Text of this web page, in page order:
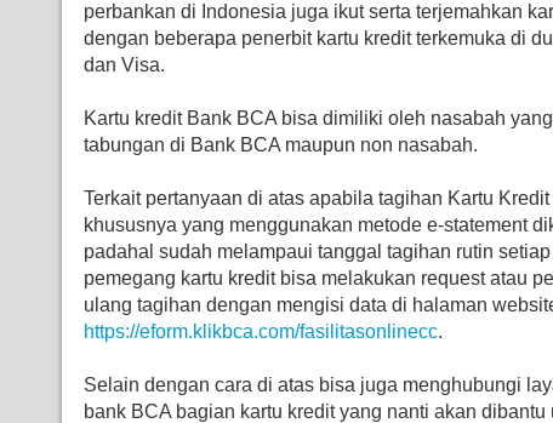
perbankan di Indonesia juga ikut serta terjemahkan
dengan beberapa penerbit kartu kredit terkemuka di
dan Visa.
Kartu kredit Bank BCA bisa dimiliki oleh nasabah
tabungan di Bank BCA maupun non nasabah.
Terkait pertanyaan di atas apabila tagihan Kartu
khususnya yang menggunakan metode e-statement
padahal sudah melampaui tanggal tagihan rutin
pemegang kartu kredit bisa melakukan request atau
ulang tagihan dengan mengisi data di halaman
https://eform.klikbca.com/fasilitasonlinecc.
Selain dengan cara di atas bisa juga menghubungi
bank BCA bagian kartu kredit yang nanti akan